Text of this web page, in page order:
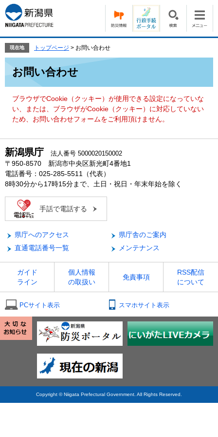
ー
ジ
の
頭
す。
ニ
ュ
ー
飛
て
現在地 トップページ > お問い合わせ
お問い合わせ
ブラウザでCookie（クッキー）が使用できる設定になっていな
い、または、ブラウザがCookie（クッキー）に対応していない
ため、お問い合わせフォームをご利用頂けません。
新潟県庁 法人番号 5000020150002
〒950-8570 新潟市中央区新光町4番地1
電話番号：025-285-5511（代表）
8時30分から17時15分まで、土日・祝日・年末年始を除く
手話で電話する
県庁へのアクセス
県庁舎のご案内
直通電話番号一覧
メンテナンス
ガイド
ライン
個人情報
の取扱い
免責事項
RSS配信
について
PCサイト表示 スマホサイト表示
Copyright © Niigata Prefectural Government. All Rights Reserved.